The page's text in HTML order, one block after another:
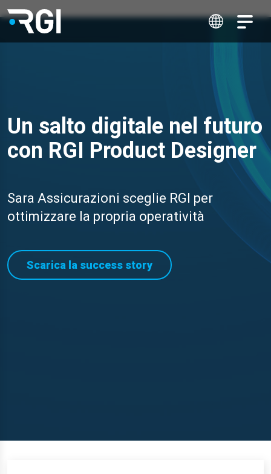
Un salto digitale nel futuro
con RGI Product Designer
Sara Assicurazioni sceglie RGI per
ottimizzare la propria operatività
Scarica la success story